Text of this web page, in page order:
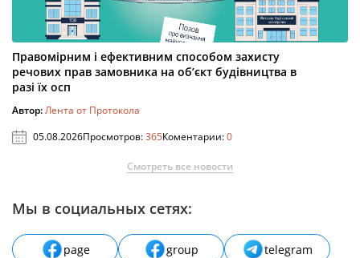
Правомірним і ефективним способом захисту
речових прав замовника на об’єкт будівництва в
разі їх осп
Автор:Лента от Протокола
05.08.2026Просмотров:365Коментарии:0
Смотреть все новости
Мы в социальных сетях:
page group
telegram